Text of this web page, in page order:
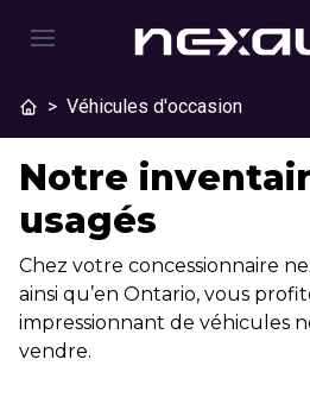
> Véhicules d'occasion
Notre
usagés
Chez votre concessionnaire
ainsi qu’en Ontario, vous
impressionnant de véhicules
vendre.